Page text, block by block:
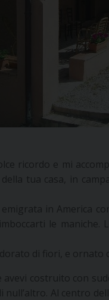
ricordo e mi
tua casa, in
in America
le maniche.
di fiori, e ornato
costruito con
Al centro